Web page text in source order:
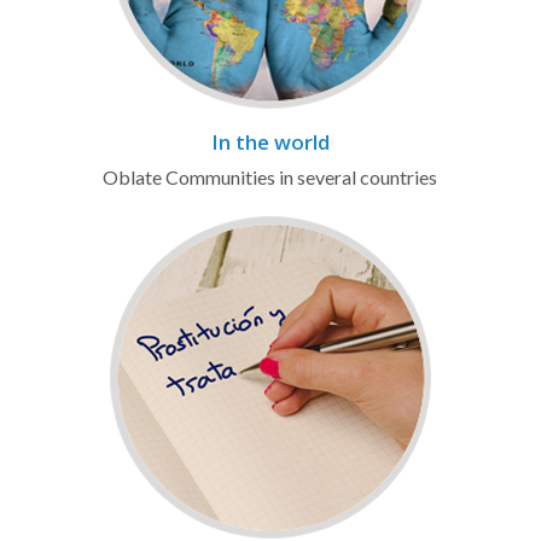
In the world
Oblate Communities in several countries